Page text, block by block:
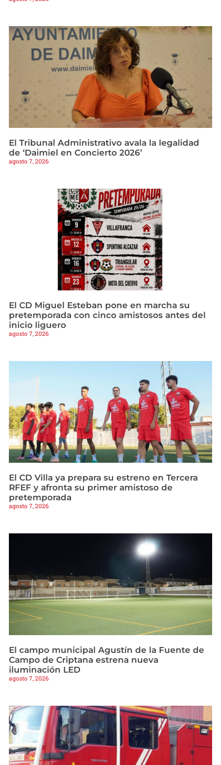
El Tribunal Administrativo avala la legalidad
de ‘Daimiel en Concierto 2026’
agosto 7, 2026
El CD Miguel Esteban pone en marcha su
pretemporada con cinco amistosos antes del
inicio liguero
agosto 7, 2026
El CD Villa ya prepara su estreno en Tercera
RFEF y afronta su primer amistoso de
pretemporada
agosto 7, 2026
El campo municipal Agustín de la Fuente de
Campo de Criptana estrena nueva
iluminación LED
agosto 7, 2026